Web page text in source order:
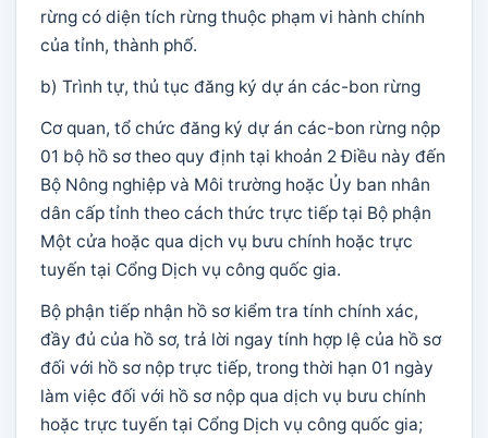
rừng có diện tích rừng thuộc phạm vi hành chính
của tỉnh, thành phố.
b) Trình tự, thủ tục đăng ký dự án các-bon rừng
Cơ quan, tổ chức đăng ký dự án các-bon rừng nộp
01 bộ hồ sơ theo quy định tại khoản 2 Điều này đến
Bộ Nông nghiệp và Môi trường hoặc Ủy ban nhân
dân cấp tỉnh theo cách thức trực tiếp tại Bộ phận
Một cửa hoặc qua dịch vụ bưu chính hoặc trực
tuyến tại Cổng Dịch vụ công quốc gia.
Bộ phận tiếp nhận hồ sơ kiểm tra tính chính xác,
đầy đủ của hồ sơ, trả lời ngay tính hợp lệ của hồ sơ
đối với hồ sơ nộp trực tiếp, trong thời hạn 01 ngày
làm việc đối với hồ sơ nộp qua dịch vụ bưu chính
hoặc trực tuyến tại Cổng Dịch vụ công quốc gia;